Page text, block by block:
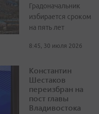
Градоначальник
избирается сроком
на пять лет
8:45, 30 июля 2026
Константин
Шестаков
переизбран на
пост главы
Владивостока